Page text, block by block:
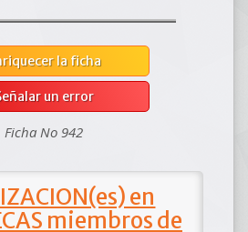
la ficha
un error
Ficha No 942
en
miembros de